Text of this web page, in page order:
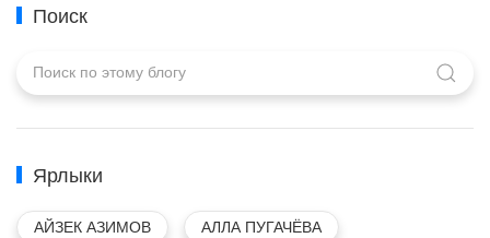
Поиск
Ярлыки
АЙЗЕК АЗИМОВ АЛЛА ПУГАЧЁВА